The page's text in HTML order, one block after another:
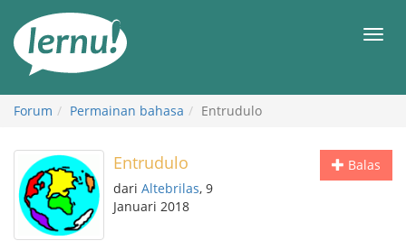
daftar
Forum Permainan bahasa Entrudulo
Balas
Entrudulo
dari Altebrilas, 9
Januari 2018